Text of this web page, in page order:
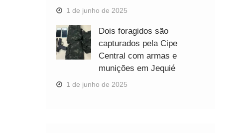
1 de junho de 2025
Dois foragidos são
capturados pela Cipe
Central com armas e
munições em Jequié
1 de junho de 2025